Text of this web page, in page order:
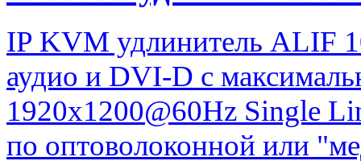
IP KVM удлинитель ALIF
аудио и DVI-D с
1920x1200@60Hz Single
по оптоволоконной или